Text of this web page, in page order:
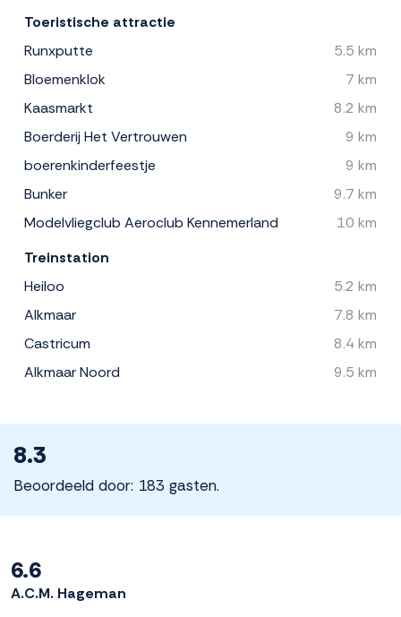
Toeristische attractie
Runxputte
5.5 km
Bloemenklok
7 km
Kaasmarkt
8.2 km
Boerderij Het Vertrouwen
9 km
boerenkinderfeestje
9 km
Bunker
9.7 km
Modelvliegclub Aeroclub Kennemerland
10 km
Treinstation
Heiloo
5.2 km
Alkmaar
7.8 km
Castricum
8.4 km
Alkmaar Noord
9.5 km
8.3
Beoordeeld door: 183 gasten.
6.6
A.C.M. Hageman